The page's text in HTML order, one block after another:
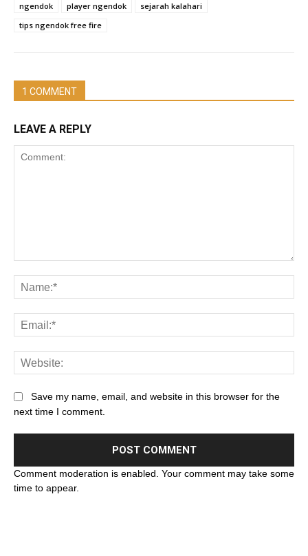
ngendok player ngendok
sejarah kalahari
tips ngendok free fire
1 COMMENT
LEAVE A REPLY
Save my name, email, and website in this browser for the
next time I comment.
Comment moderation is enabled. Your comment may take some
time to appear.